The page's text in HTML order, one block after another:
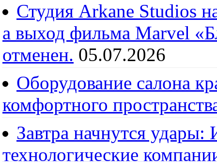
Студия Arkane Studios
а выход фильма Marvel
отменен. 05.07.2026
Оборудование салона
комфортного
Завтра начнутся
технологические